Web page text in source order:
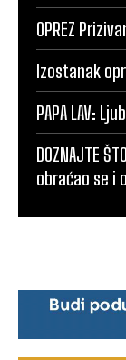
OPREZ
Izostanak
PAPA LAV:
DOZNAJTE
obraćao se i